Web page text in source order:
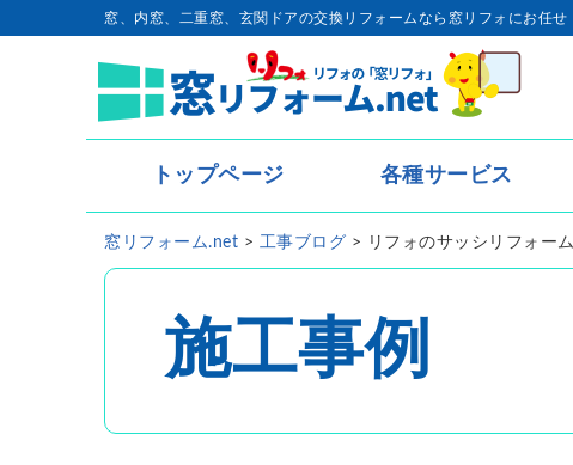
窓、内窓、二重窓、玄関ドアの交換リフォームなら窓リフォにお任せ
- 内窓・二重窓
トップページ 各種サービス
窓リフォーム.net > 工事ブログ > リフォのサッシリフォ
施工事例